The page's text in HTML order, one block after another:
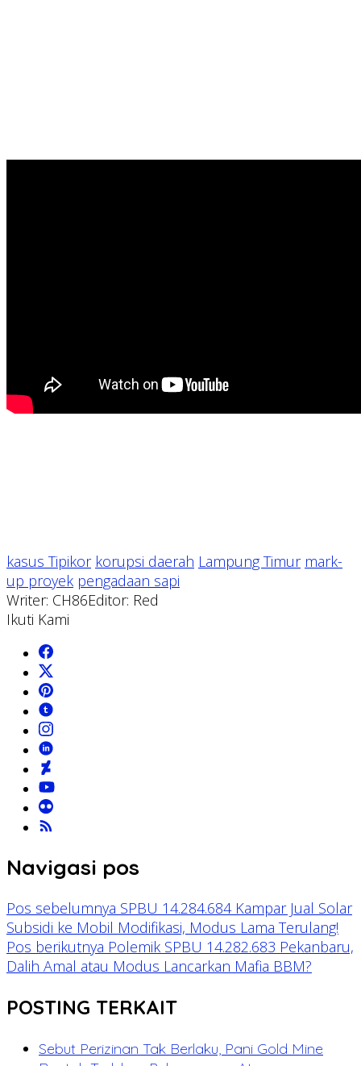
kasus Tipikor korupsi daerah Lampung Timur mark-
up proyek pengadaan sapi
Writer: CH86Editor: Red
Ikuti Kami
Navigasi pos
Pos sebelumnya SPBU 14.284.684 Kampar Jual Solar
Subsidi ke Mobil Modifikasi, Modus Lama Terulang!
Pos berikutnya Polemik SPBU 14.282.683 Pekanbaru,
Dalih Amal atau Modus Lancarkan Mafia BBM?
POSTING TERKAIT
Sebut Perizinan Tak Berlaku, Pani Gold Mine